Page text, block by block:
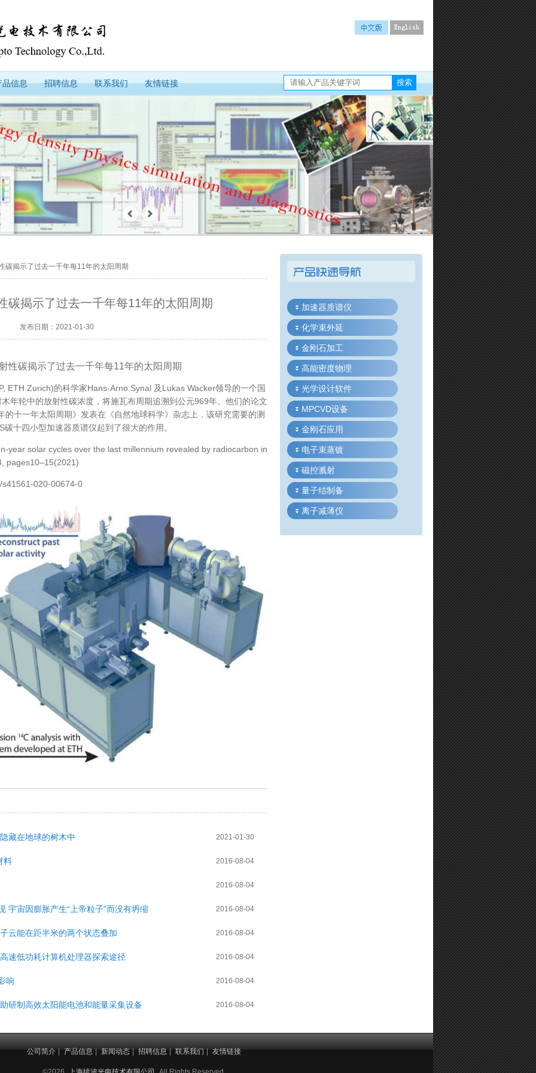
品信息 招聘信息 联系我们 友情链接
碳揭示了过去一千年每11年的太阳周期
碳揭示了过去一千年每11年的太阳周期
发布日期：2021-01-30
性碳揭示了过去一千年每11年的太阳周期
ETH Zurich)的科学家Hans-Arno Synal 及Lukas Wacker领导的一个国
年轮中的放射性碳浓度，将施瓦布周期追溯到公元969年。他们的论文
十一年太阳周期》发表在《自然地球科学》杂志上，该研究需要的测
十四小型加速器质谱仪起到了很大的作用。
​year solar cycles over the last millennium revealed by radiocarbon in
pages10–15(2021)
s41561-020-00674-0
藏在地球的树木中 2021-01-30
料 2016-08-04
2016-08-04
宇宙因膨胀产生“上帝粒子”而没有坍缩 2016-08-04
云能在距半米的两个状态叠加 2016-08-04
速低功耗计算机处理器探索途径 2016-08-04
响 2016-08-04
研制高效太阳能电池和能量采集设备 2016-08-04
加速器质谱仪
化学束外延
金刚石加工
高能密度物理
光学设计软件
MPCVD设备
金刚石应用
电子束蒸镀
磁控溅射
量子结制备
离子减薄仪
公司简介 产品信息 新闻动态 招聘信息 联系我们 友情链接